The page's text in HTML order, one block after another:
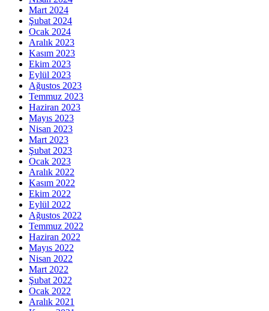
Mart 2024
Şubat 2024
Ocak 2024
Aralık 2023
Kasım 2023
Ekim 2023
Eylül 2023
Ağustos 2023
Temmuz 2023
Haziran 2023
Mayıs 2023
Nisan 2023
Mart 2023
Şubat 2023
Ocak 2023
Aralık 2022
Kasım 2022
Ekim 2022
Eylül 2022
Ağustos 2022
Temmuz 2022
Haziran 2022
Mayıs 2022
Nisan 2022
Mart 2022
Şubat 2022
Ocak 2022
Aralık 2021